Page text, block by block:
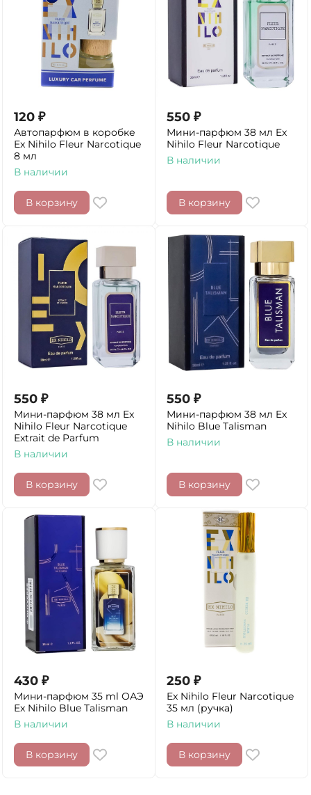
120 ₽
Автопарфюм в коробке
Ex Nihilo Fleur Narcotique
8 мл
В наличии
В корзину
550 ₽
Мини-парфюм 38 мл Ex
Nihilo Fleur Narcotique
В наличии
В корзину
550 ₽
Мини-парфюм 38 мл Ex
Nihilo Fleur Narcotique
Extrait de Parfum
В наличии
В корзину
550 ₽
Мини-парфюм 38 мл Ex
Nihilo Blue Talisman
В наличии
В корзину
430 ₽
Мини-парфюм 35 ml ОАЭ
Ex Nihilo Blue Talisman
В наличии
В корзину
250 ₽
Ex Nihilo Fleur Narcotique
35 мл (ручка)
В наличии
В корзину